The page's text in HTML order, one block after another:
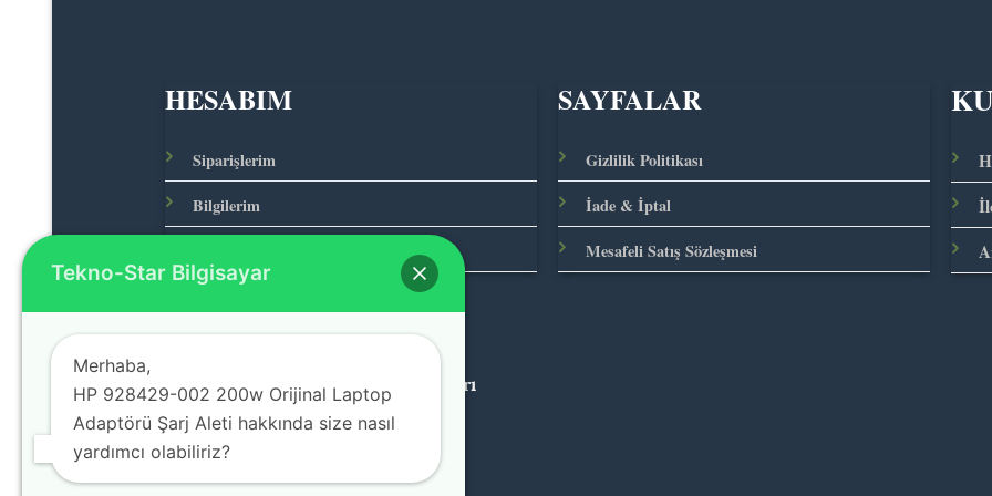
HESABIM
Siparişlerim
Bilgilerim
SAYFALAR
Gizlilik Politikası
İade & İptal
Mesafeli Satış Sözleşmesi
© 2026 Teknolojinin Starı
Tekno-Star Bilgisayar
Merhaba,
HP 928429-002 200w Orijinal Laptop
Adaptörü Şarj Aleti hakkında size nasıl
yardımcı olabiliriz?